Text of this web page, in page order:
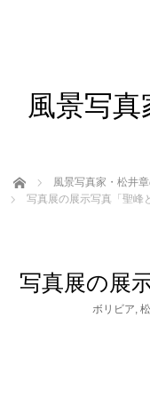
風景写
ホーム 風景写真家・松井
写真展の展示写真「聖峰
写真展の展
ボリビア,